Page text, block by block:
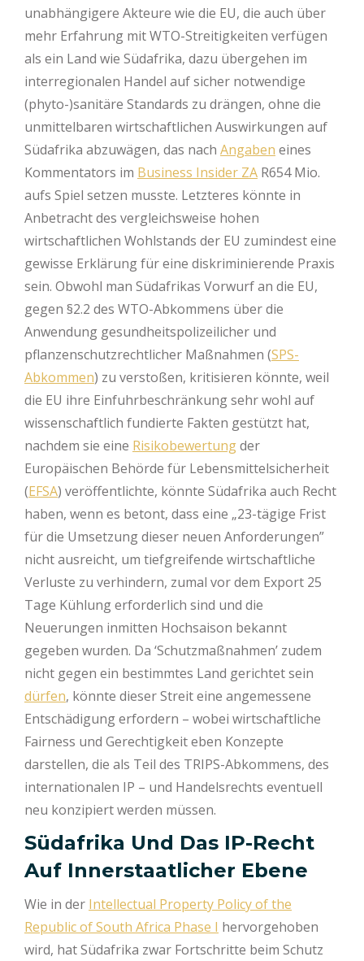
unabhängigere Akteure wie die EU, die auch über
mehr Erfahrung mit WTO-Streitigkeiten verfügen
als ein Land wie Südafrika, dazu übergehen im
interregionalen Handel auf sicher notwendige
(phyto-)sanitäre Standards zu drängen, ohne die
unmittelbaren wirtschaftlichen Auswirkungen auf
Südafrika abzuwägen, das nach Angaben eines
Kommentators im Business Insider ZA R654 Mio.
aufs Spiel setzen musste. Letzteres könnte in
Anbetracht des vergleichsweise hohen
wirtschaftlichen Wohlstands der EU zumindest eine
gewisse Erklärung für eine diskriminierende Praxis
sein. Obwohl man Südafrikas Vorwurf an die EU,
gegen §2.2 des WTO-Abkommens über die
Anwendung gesundheitspolizeilicher und
pflanzenschutzrechtlicher Maßnahmen (SPS-
Abkommen) zu verstoßen, kritisieren könnte, weil
die EU ihre Einfuhrbeschränkung sehr wohl auf
wissenschaftlich fundierte Fakten gestützt hat,
nachdem sie eine Risikobewertungder
Europäischen Behörde für Lebensmittelsicherheit
(EFSA) veröffentlichte, könnte Südafrika auch Recht
haben, wenn es betont, dass eine „23-tägige Frist
für die Umsetzung dieser neuen Anforderungen”
nicht ausreicht, um tiefgreifende wirtschaftliche
Verluste zu verhindern, zumal vor dem Export 25
Tage Kühlung erforderlich sind und die
Neuerungen inmitten Hochsaison bekannt
gegeben wurden. Da ‘Schutzmaßnahmen’ zudem
nicht gegen ein bestimmtes Land gerichtet sein
dürfen, könnte dieser Streit eine angemessene
Entschädigung erfordern – wobei wirtschaftliche
Fairness und Gerechtigkeit eben Konzepte
darstellen, die als Teil des TRIPS-Abkommens, des
internationalen IP – und Handelsrechts eventuell
neu konzipiert werden müssen.
Südafrika Und Das IP-Recht
Auf Innerstaatlicher Ebene
Wie in der Intellectual Property Policy of the
Republic of South Africa Phase I hervorgehoben
wird, hat Südafrika zwar Fortschritte beim Schutz